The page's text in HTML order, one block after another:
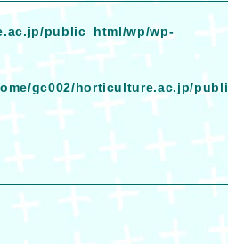
public_html/wp/wp-
gc002/horticulture.ac.jp/